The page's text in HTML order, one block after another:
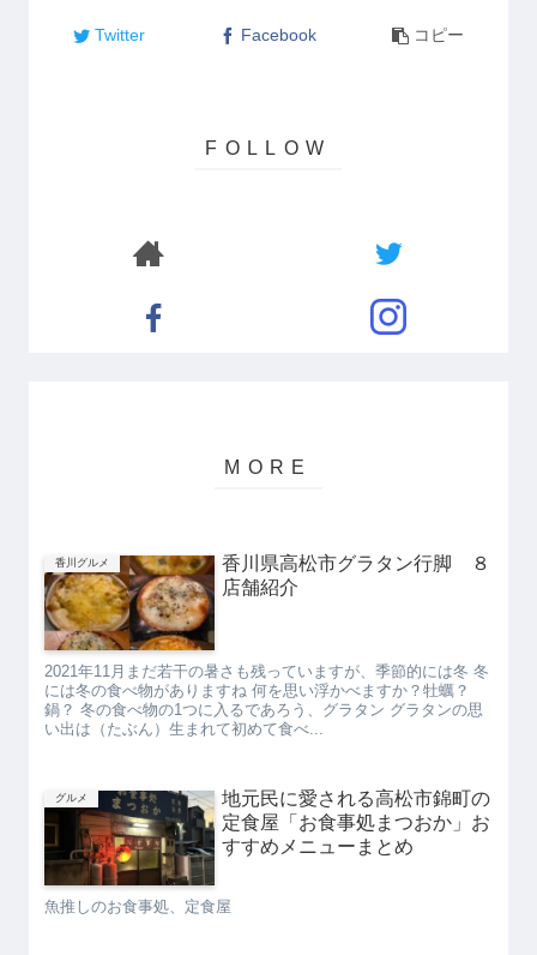
Twitter Facebook コピー
香川グルメ
香川県高松市グラタン行脚 ８
店舗紹介
2021年11月まだ若干の暑さも残っていますが、季節的には冬 冬
には冬の食べ物がありますね 何を思い浮かべますか？牡蠣？
鍋？ 冬の食べ物の1つに入るであろう、グラタン グラタンの思
い出は（たぶん）生まれて初めて食べ...
グルメ
地元民に愛される高松市錦町の
定食屋「お食事処まつおか」お
すすめメニューまとめ
魚推しのお食事処、定食屋